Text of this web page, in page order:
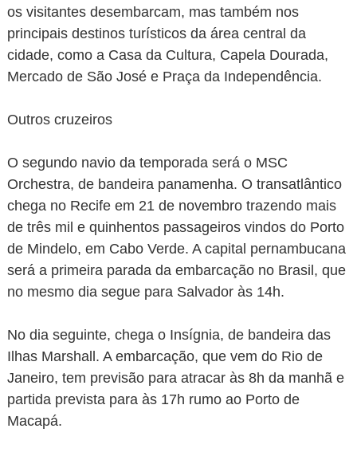
os visitantes desembarcam, mas também nos
principais destinos turísticos da área central da
cidade, como a Casa da Cultura, Capela Dourada,
Mercado de São José e Praça da Independência.
Outros cruzeiros
O segundo navio da temporada será o MSC
Orchestra, de bandeira panamenha. O transatlântico
chega no Recife em 21 de novembro trazendo mais
de três mil e quinhentos passageiros vindos do Porto
de Mindelo, em Cabo Verde. A capital pernambucana
será a primeira parada da embarcação no Brasil, que
no mesmo dia segue para Salvador às 14h.
No dia seguinte, chega o Insígnia, de bandeira das
Ilhas Marshall. A embarcação, que vem do Rio de
Janeiro, tem previsão para atracar às 8h da manhã e
partida prevista para às 17h rumo ao Porto de
Macapá.